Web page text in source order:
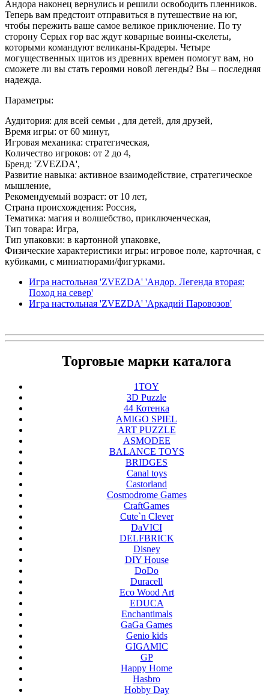
Андора наконец вернулись и решили освободить пленников.
Теперь вам предстоит отправиться в путешествие на юг,
чтобы пережить ваше самое великое приключение. По ту
сторону Серых гор вас ждут коварные воины-скелеты,
которыми командуют великаны-Крадеры. Четыре
могущественных щитов из древних времен помогут вам, но
сможете ли вы стать героями новой легенды? Вы – последняя
надежда.
Параметры:
Аудитория: для всей семьи , для детей, для друзей,
Время игры: от 60 минут,
Игровая механика: стратегическая,
Количество игроков: от 2 до 4,
Бренд: 'ZVEZDA',
Развитие навыка: активное взаимодействие, стратегическое
мышление,
Рекомендуемый возраст: от 10 лет,
Страна происхождения: Россия,
Тематика: магия и волшебство, приключенческая,
Тип товара: Игра,
Тип упаковки: в картонной упаковке,
Физические характеристики игры: игровое поле, карточная, с
кубиками, с миниатюрами/фигурками.
Игра настольная 'ZVEZDA' 'Андор. Легенда вторая:
Поход на север'
Игра настольная 'ZVEZDA' 'Аркадий Паровозов'
Торговые марки каталога
1TOY
3D Puzzle
44 Котенка
AMIGO SPIEL
ART PUZZLE
ASMODEE
BALANCE TOYS
BRIDGES
Canal toys
Castorland
Cosmodrome Games
CraftGames
Cute`n Clever
DaVICI
DELFBRICK
Disney
DIY House
DoDo
Duracell
Eco Wood Art
EDUCA
Enchantimals
GaGa Games
Genio kids
GIGAMIC
GP
Happy Home
Hasbro
Hobby Day